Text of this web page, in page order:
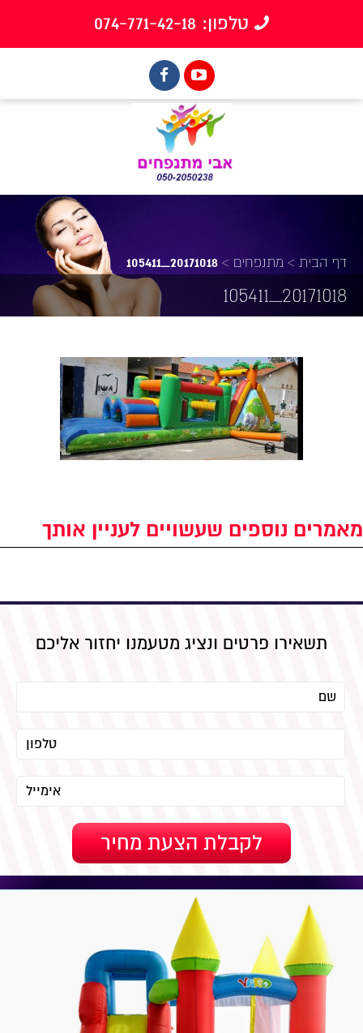
טלפון: 074-771-42-18
דף הבית > מתנפחים >
20171018_105411
20171018_105411
מאמרים נוספים שעשויים לעניין אותך
תשאירו פרטים ונציג מטעמנו יחזור אליכם